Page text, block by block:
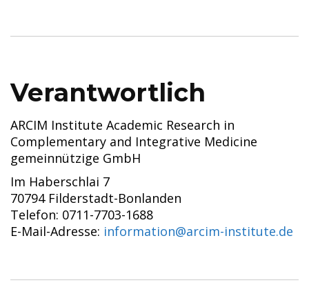
Verantwortlich
ARCIM Institute Academic Research in
Complementary and Integrative Medicine
gemeinnützige GmbH
Im Haberschlai 7
70794 Filderstadt-Bonlanden
Telefon: 0711-7703-1688
E-Mail-Adresse: information@arcim-institute.de